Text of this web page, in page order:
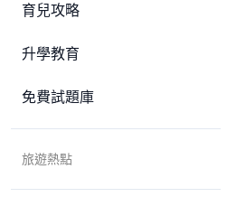
育兒攻略
升學教育
免費試題庫
旅遊熱點